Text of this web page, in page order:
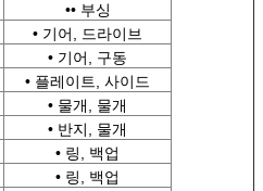
•• 부싱
• 기어, 드라이브
• 기어, 구동
• 플레이트, 사이드
• 물개, 물개
• 반지, 물개
• 링, 백업
• 링, 백업